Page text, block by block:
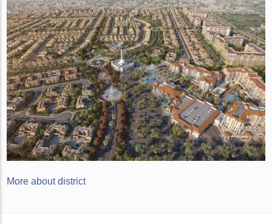
More about district